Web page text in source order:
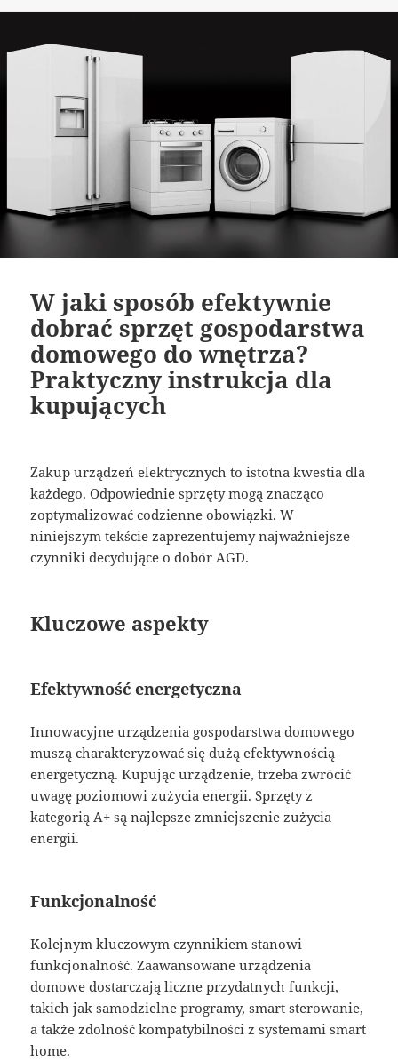
W jaki sposób efektywnie
dobrać sprzęt gospodarstwa
domowego do wnętrza?
Praktyczny instrukcja dla
kupujących
Zakup urządzeń elektrycznych to istotna kwestia dla
każdego. Odpowiednie sprzęty mogą znacząco
zoptymalizować codzienne obowiązki. W
niniejszym tekście zaprezentujemy najważniejsze
czynniki decydujące o dobór AGD.
Kluczowe aspekty
Efektywność energetyczna
Innowacyjne urządzenia gospodarstwa domowego
muszą charakteryzować się dużą efektywnością
energetyczną. Kupując urządzenie, trzeba zwrócić
uwagę poziomowi zużycia energii. Sprzęty z
kategorią A+ są najlepsze zmniejszenie zużycia
energii.
Funkcjonalność
Kolejnym kluczowym czynnikiem stanowi
funkcjonalność. Zaawansowane urządzenia
domowe dostarczają liczne przydatnych funkcji,
takich jak samodzielne programy, smart sterowanie,
a także zdolność kompatybilności z systemami smart
home.